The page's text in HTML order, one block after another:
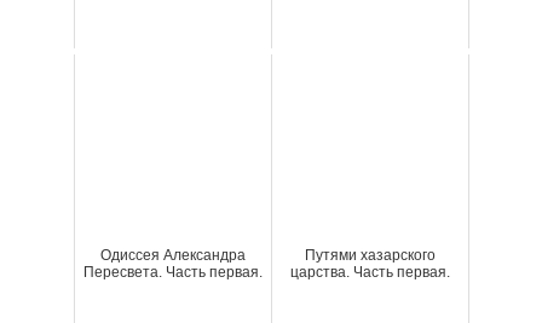
Одиссея Александра
Пересвета. Часть первая.
Путями хазарского
царства. Часть первая.